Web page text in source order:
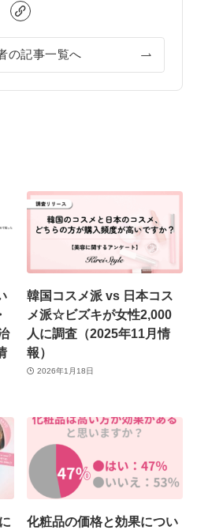
の記事一覧へ
韓国コスメ派 vs 日本コス
メ派☆ビズキが女性2,000
人に調査（2025年11月情
報）
2026年1月18日
化粧品の価格と効果につい